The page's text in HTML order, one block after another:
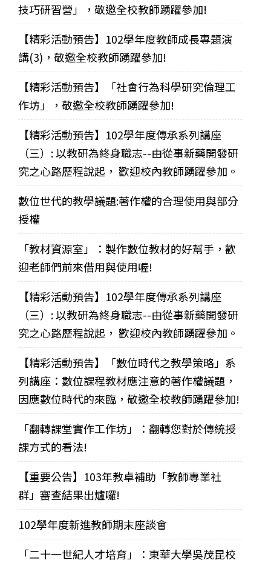
技巧研習營」，敬邀全校教師踴躍參加!
【精彩活動預告】102學年度教師成長專題演
講(3)，敬邀全校教師踴躍參加!
【精彩活動預告】「社會行為科學研究倫理工
作坊」，敬邀全校教師踴躍參加!
【精彩活動預告】102學年度傳承系列講座
（三）: 以教研為終身職志--由從事新藥開發研
究之心路歷程說起， 歡迎校內教師踴躍參加。
數位世代的教學議題:著作權的合理使用與部分
授權
「教材資源室」：製作數位教材的好幫手，歡
迎老師們前來借用與使用喔!
【精彩活動預告】102學年度傳承系列講座
（三）: 以教研為終身職志--由從事新藥開發研
究之心路歷程說起， 歡迎校內教師踴躍參加。
【精彩活動預告】「數位時代之教學策略」系
列講座：數位課程教材應注意的著作權議題，
因應數位時代的來臨，敬邀全校教師踴躍參加!
「翻轉課堂實作工作坊」：翻轉您對於傳統授
課方式的看法!
【重要公告】103年教卓補助「教師專業社
群」審查結果出爐囉!
102學年度新進教師期末座談會
「二十一世紀人才培育」：東華大學吳茂昆校